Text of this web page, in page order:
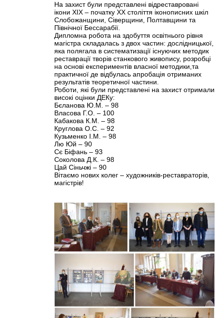
На захист були представлені відреставровані
ікони ХІХ – початку ХХ століття іконописних шкіл
Слобожанщини, Сіверщини, Полтавщини та
Північної Бессарабії.
Дипломна робота на здобуття освітнього рівня
магістра складалась з двох частин: дослідницької,
яка полягала в систематизації існуючих методик
реставрації творів станкового живопису, розробці
на основі експериментів власної методики,та
практичної де відбулась апробація отриманих
результатів теоретичної частини.
Роботи, які були представлені на захист отримали
високі оцінки ДЕКу:
Бєланова Ю.М. – 98
Власова Г.О. – 100
Кабакова К.М. – 98
Круглова О.С. – 92
Кузьменко І.М. – 98
Лю Юй – 90
Сє Біфань – 93
Соколова Д.К. – 98
Цай Сіньчжі – 90
Вітаємо нових колег – художників-реставраторів,
магістрів!